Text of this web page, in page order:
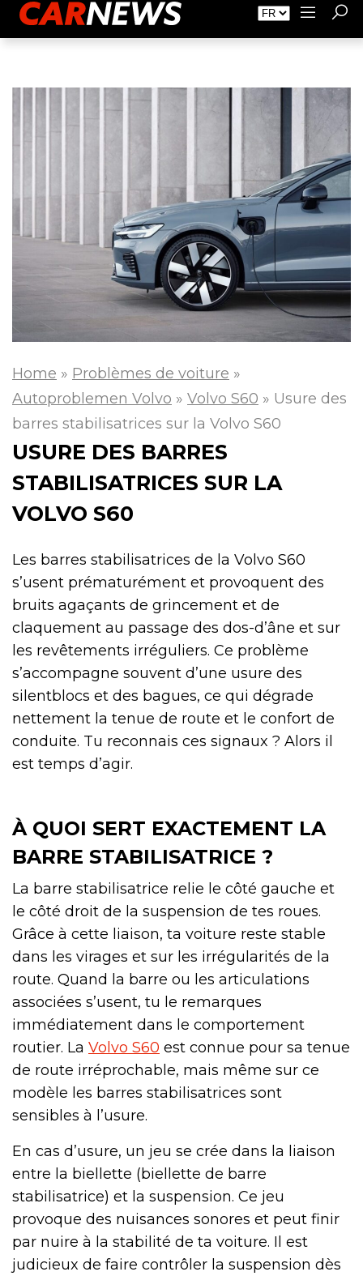
Faire de la Publicité À propos de Carnews.fr Contact
Home » Problèmes de voiture »
Autoproblemen Volvo » Volvo S60 » Usure des
barres stabilisatrices sur la Volvo S60
USURE DES BARRES
STABILISATRICES SUR LA
VOLVO S60
Les barres stabilisatrices de la Volvo S60
s’usent prématurément et provoquent des
bruits agaçants de grincement et de
claquement au passage des dos-d’âne et sur
les revêtements irréguliers. Ce problème
s’accompagne souvent d’une usure des
silentblocs et des bagues, ce qui dégrade
nettement la tenue de route et le confort de
conduite. Tu reconnais ces signaux ? Alors il
est temps d’agir.
À QUOI SERT EXACTEMENT LA
BARRE STABILISATRICE ?
La barre stabilisatrice relie le côté gauche et
le côté droit de la suspension de tes roues.
Grâce à cette liaison, ta voiture reste stable
dans les virages et sur les irrégularités de la
route. Quand la barre ou les articulations
associées s’usent, tu le remarques
immédiatement dans le comportement
routier. La Volvo S60 est connue pour sa tenue
de route irréprochable, mais même sur ce
modèle les barres stabilisatrices sont
sensibles à l’usure.
En cas d’usure, un jeu se crée dans la liaison
entre la biellette (biellette de barre
stabilisatrice) et la suspension. Ce jeu
provoque des nuisances sonores et peut finir
par nuire à la stabilité de ta voiture. Il est
judicieux de faire contrôler la suspension dès